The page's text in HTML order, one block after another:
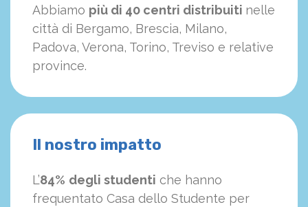
Abbiamo più di 40 centri distribuiti nelle
città di Bergamo, Brescia, Milano,
Padova, Verona, Torino, Treviso e relative
province.
Il nostro impatto
L’84% degli studenti che hanno
frequentato Casa dello Studente per